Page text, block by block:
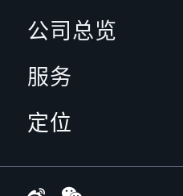
公司总览
服务
定位